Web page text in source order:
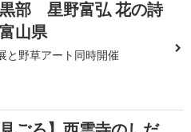
部 星野富弘 花の詩
山県
と野草アート同時開催